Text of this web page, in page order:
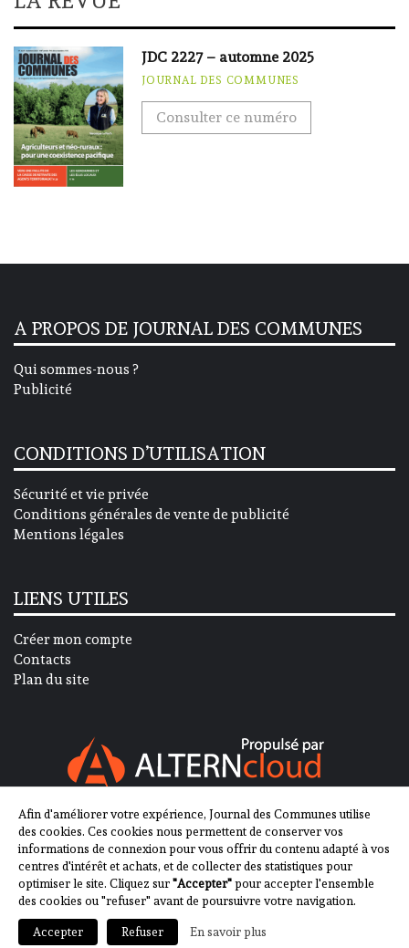
JDC 2227 – automne 2025
JOURNAL DES COMMUNES
Consulter ce numéro
A PROPOS DE JOURNAL DES COMMUNES
Qui sommes-nous ?
Publicité
CONDITIONS D’UTILISATION
Sécurité et vie privée
Conditions générales de vente de publicité
Mentions légales
LIENS UTILES
Créer mon compte
Contacts
Plan du site
SUIVEZ-NOUS SUR
2013-2023 - Journal des Communes ©
Afin d'améliorer votre expérience, Journal des Communes utilise
des cookies. Ces cookies nous permettent de conserver vos
informations de connexion pour vous offrir du contenu adapté à vos
centres d'intérêt et achats, et de collecter des statistiques pour
optimiser le site. Cliquez sur"Accepter"pour accepter l'ensemble
des cookies ou "refuser" avant de poursuivre votre navigation.
Accepter Refuser En savoir plus